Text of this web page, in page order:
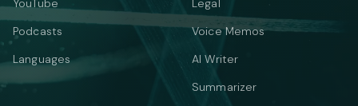
YouTube
Podcasts
Languages
Legal
Voice Memos
AI Writer
Summarizer